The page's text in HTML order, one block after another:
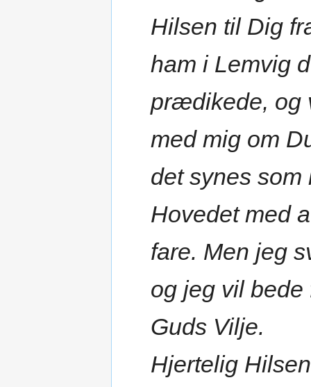
Hilsen til Dig
ham i Lemvig
prædikede, og
med mig om
det synes som
Hovedet med
fare. Men jeg
og jeg vil bede
Guds Vilje.
Hjertelig